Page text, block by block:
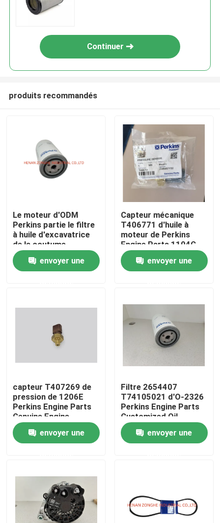
Maison
Produits
Au sujet de nous
Visite d'usine
Contrôle de qualité
Contactez-nous
Demandez une citation
Excavatrice Spare Part
Continuer
produits recommandés
Le moteur d'ODM
Perkins partie le filtre
à huile d'excavatrice
de la coutume
2654407
envoyer une
Capteur mécanique
T406771 d'huile à
moteur de Perkins
Engine Parts 1104C
envoyer une
capteur T407269 de
pression de 1206E
Perkins Engine Parts
Genuine Engine
envoyer une
Filtre 2654407
T74105021 d'O-2326
Perkins Engine Parts
Customized Oil
envoyer une